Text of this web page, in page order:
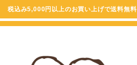
税込み5,000円以上のお買い上げで送料無料